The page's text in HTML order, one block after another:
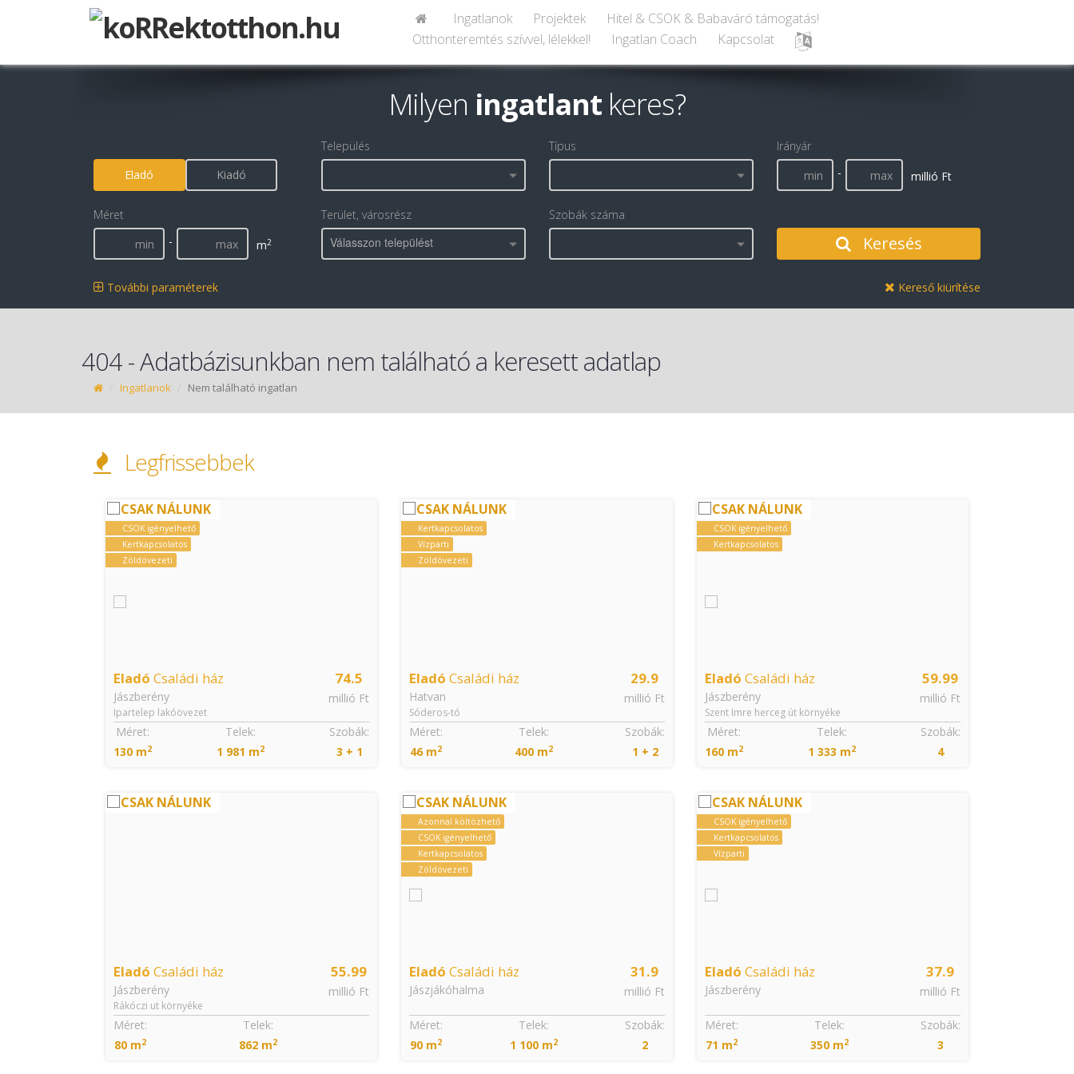
Ingatlanok Projektek
Hitel & CSOK & Babaváró támogatás!
Otthonteremtés szívvel, lélekkel!
Ingatlan Coach Kapcsolat
Milyen ingatlant keres?
Eladó Kiadó
Település Típus
Irányár
-
millió Ft
Méret
-
m2
Terület, városrész
Válasszon települést
Szobák száma
Keresés
További paraméterek Kereső kiürítése
404 - Adatbázisunkban nem található a keresett adatlap
Ingatlanok Nem található ingatlan
Legfrissebbek
CSAK NÁLUNK
CSOK igényelhető
Kertkapcsolatos
Zöldövezeti
74.5
millió Ft
Eladó Családi ház
Jászberény
Ipartelep lakóövezet
Szobák:
3 + 1
Méret:
130 m2
Telek:
1 981 m2
CSAK NÁLUNK
55.99
millió Ft
Eladó Családi ház
Jászberény
Rákóczi ut környéke
Méret:
80 m2
Telek:
862 m2
CSAK NÁLUNK
Kertkapcsolatos
Vízparti
Zöldövezeti
29.9
millió Ft
Eladó Családi ház
Hatvan
Sóderos-tó
Szobák:
1 + 2
Méret:
46 m2
Telek:
400 m2
CSAK NÁLUNK
Azonnal költözhető
CSOK igényelhető
Kertkapcsolatos
Zöldövezeti
31.9
millió Ft
Eladó Családi ház
Jászjákóhalma
Szobák:
2
Méret:
90 m2
Telek:
1 100 m2
CSAK NÁLUNK
CSOK igényelhető
Kertkapcsolatos
59.99
millió Ft
Eladó Családi ház
Jászberény
Szent Imre herceg út környéke
Szobák:
4
Méret:
160 m2
Telek:
1 333 m2
CSAK NÁLUNK
CSOK igényelhető
Kertkapcsolatos
Vízparti
37.9
millió Ft
Eladó Családi ház
Jászberény
Szobák:
3
Méret:
71 m2
Telek:
350 m2